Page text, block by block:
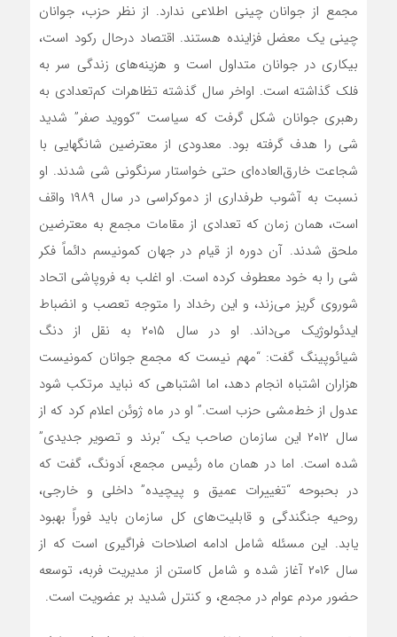
مجمع از جوانان چینی اطلاعی ندارد. از نظر حزب، جوانان
چینی یک معضل فزاینده هستند. اقتصاد درحال رکود است،
بیکاری در جوانان متداول است و هزینه‌های زندگی سر به
فلک گذاشته است. اواخر سال گذشته تظاهرات کم‌تعدادی به
رهبری جوانان شکل گرفت که سیاست “کووید صفر” شدید
شی را هدف گرفته بود. معدودی از معترضین شانگهایی با
شجاعت خارق‌العاده‌ای حتی خواستار سرنگونی شی شدند. او
نسبت به آشوب طرفداری از دموکراسی در سال ۱۹۸۹ واقف
است، همان زمان ‌که تعدادی از مقامات مجمع به معترضین
ملحق شدند. آن دوره از قیام در جهان کمونیسم دائماً فکر
شی را به خود معطوف کرده است. او اغلب به فروپاشی اتحاد
شوروی گریز می‌زند، و این رخداد را متوجه تعصب و انضباط
ایدئولوژیک می‌داند. او در سال ۲۰۱۵ به نقل از دنگ
شیائوپینگ گفت: “مهم نیست که مجمع جوانان کمونیست
هزاران اشتباه انجام دهد، اما اشتباهی که نباید مرتکب شود
عدول از خط‌مشی حزب است.” او در ماه ژوئن اعلام کرد که از
سال ۲۰۱۲ این سازمان صاحب یک “برند و تصویر جدیدی”
شده است. اما در همان ماه رئیس مجمع، اَدونگ، گفت که
در بحبوحه “تغییرات عمیق و پیچیده” داخلی و خارجی،
روحیه جنگندگی و قابلیت‌های کل سازمان باید فوراً بهبود
یابد. این مسئله شامل ادامه اصلاحات فراگیری است که از
سال ۲۰۱۶ آغاز شده و شامل کاستن از مدیریت فربه، توسعه
حضور مردم عوام در مجمع، و کنترل شدید بر عضویت است.